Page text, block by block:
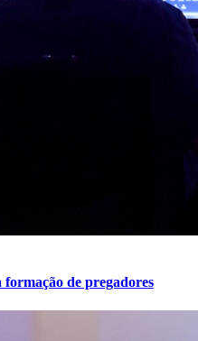
formação de pregadores